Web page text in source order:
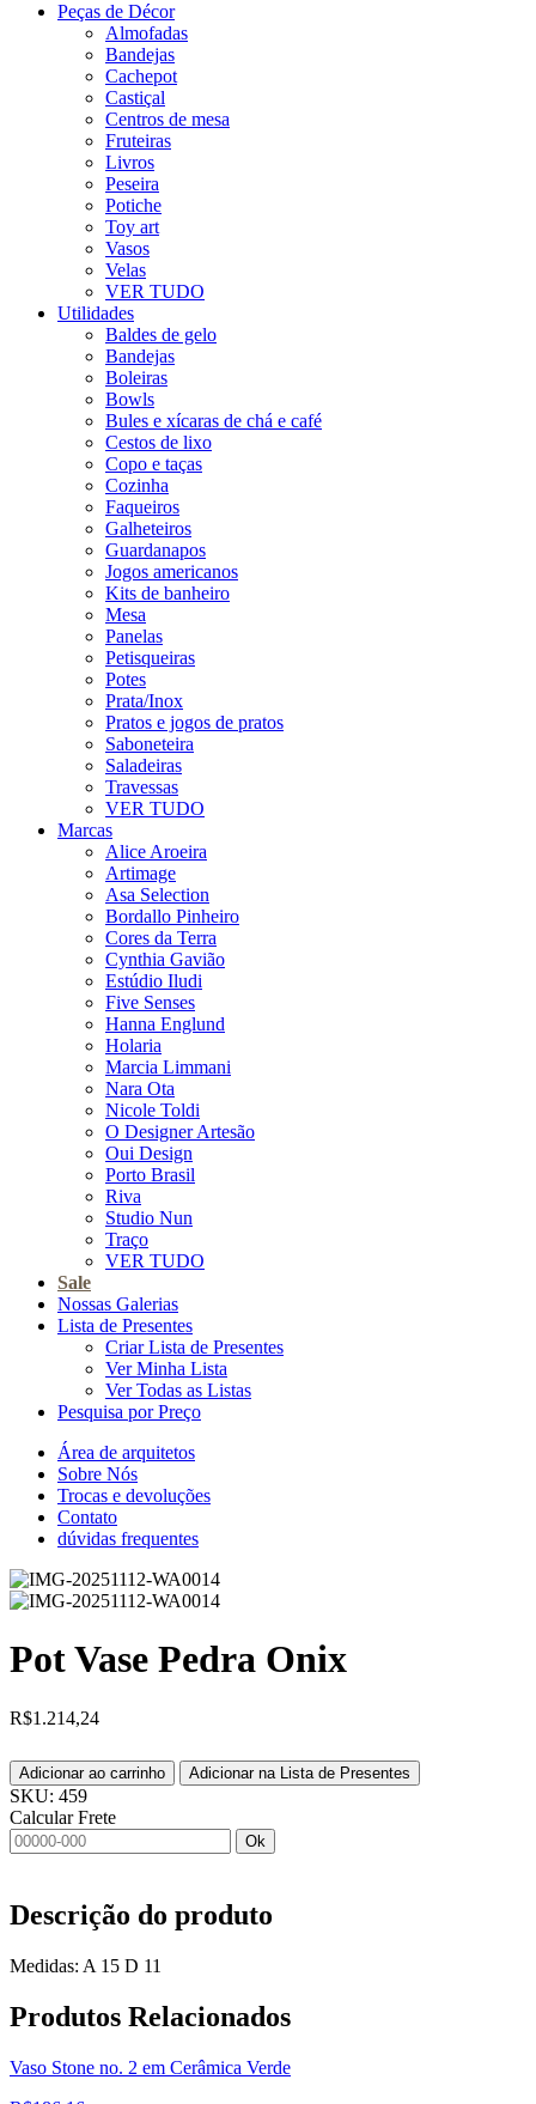
Peças de Décor
Almofadas
Bandejas
Cachepot
Castiçal
Centros de mesa
Fruteiras
Livros
Peseira
Potiche
Toy art
Vasos
Velas
VER TUDO
Utilidades
Baldes de gelo
Bandejas
Boleiras
Bowls
Bules e xícaras de chá e café
Cestos de lixo
Copo e taças
Cozinha
Faqueiros
Galheteiros
Guardanapos
Jogos americanos
Kits de banheiro
Mesa
Panelas
Petisqueiras
Potes
Prata/Inox
Pratos e jogos de pratos
Saboneteira
Saladeiras
Travessas
VER TUDO
Marcas
Alice Aroeira
Artimage
Asa Selection
Bordallo Pinheiro
Cores da Terra
Cynthia Gavião
Estúdio Iludi
Five Senses
Hanna Englund
Holaria
Marcia Limmani
Nara Ota
Nicole Toldi
O Designer Artesão
Oui Design
Porto Brasil
Riva
Studio Nun
Traço
VER TUDO
Sale
Nossas Galerias
Lista de Presentes
Criar Lista de Presentes
Ver Minha Lista
Ver Todas as Listas
Pesquisa por Preço
Área de arquitetos
Sobre Nós
Trocas e devoluções
Contato
dúvidas frequentes
Pot Vase Pedra Onix
R$1.214,24
Adicionar ao carrinho Adicionar na Lista de Presentes
SKU: 459
Calcular Frete
Ok
Descrição do produto
Medidas: A 15 D 11
Produtos Relacionados
Vaso Stone no. 2 em Cerâmica Verde